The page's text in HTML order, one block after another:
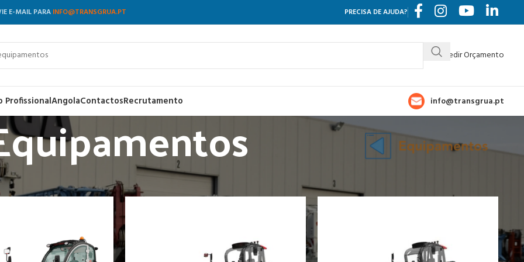
E-MAIL PARA INFO@TRANSGRUA.PT PRECISA DE AJUDA?
Pedir Orçamento
ProfissionalAngolaContactosRecrutamento info@transgrua.pt
/ Página 3